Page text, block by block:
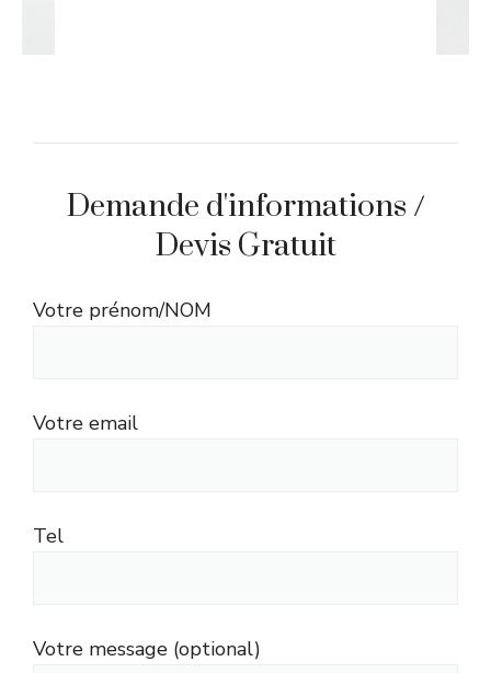
Demande d'informations /
Devis Gratuit
Votre prénom/NOM
Votre email
Tel
Votre message (optional)